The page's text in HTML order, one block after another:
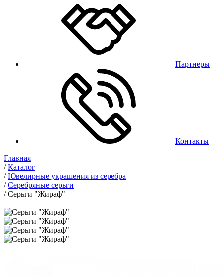
Партнеры
Контакты
Главная
/Каталог
/Ювелирные украшения из серебра
/Серебряные серьги
/Серьги "Жираф"